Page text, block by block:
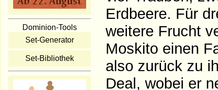
Dominion-Tools
Set-Generator
Set-Bibliothek
Erdbeere. Für
weitere Frucht
Moskito einen
also zurück zu
Deal, wobei er